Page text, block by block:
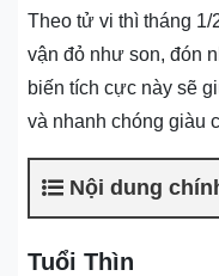
Theo tử vi thì tháng 1/
vận đỏ như son, đón
biến tích cực này sẽ
và nhanh chóng giàu
Nội dung
Tuổi Thìn